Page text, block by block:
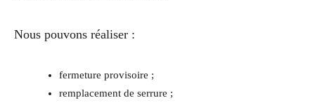
Nous pouvons réaliser :
fermeture provisoire ;
remplacement de serrure ;